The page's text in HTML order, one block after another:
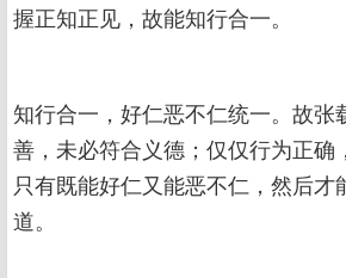
握正知正见，故能知行合一。
知行合一，好仁恶不仁统一。故张
善，未必符合义德；仅仅行为正确
只有既能好仁又能恶不仁，然后才
道。